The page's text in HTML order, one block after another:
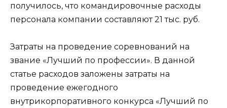
получилось, что командировочные расходы
персонала компании составляют 21 тыс. руб.
Затраты на проведение соревнований на
звание «Лучший по профессии». В данной
статье расходов заложены затраты на
проведение ежегодного
внутрикорпоративного конкурса «Лучший по